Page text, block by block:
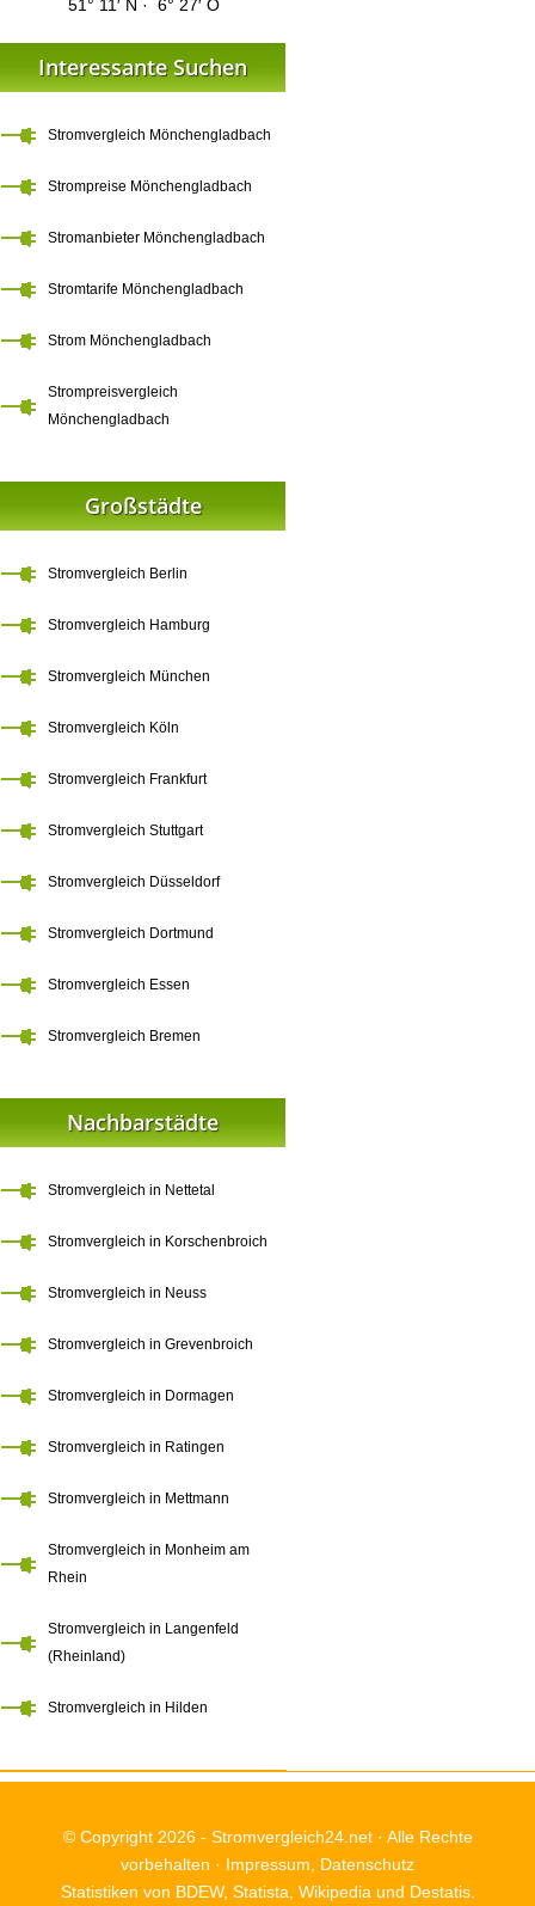
51° 11′ N · 6° 27′ O
Interessante Suchen
Stromvergleich Mönchengladbach
Strompreise Mönchengladbach
Stromanbieter Mönchengladbach
Stromtarife Mönchengladbach
Strom Mönchengladbach
Strompreisvergleich
Mönchengladbach
Großstädte
Stromvergleich Berlin
Stromvergleich Hamburg
Stromvergleich München
Stromvergleich Köln
Stromvergleich Frankfurt
Stromvergleich Stuttgart
Stromvergleich Düsseldorf
Stromvergleich Dortmund
Stromvergleich Essen
Stromvergleich Bremen
Nachbarstädte
Stromvergleich in Nettetal
Stromvergleich in Korschenbroich
Stromvergleich in Neuss
Stromvergleich in Grevenbroich
Stromvergleich in Dormagen
Stromvergleich in Ratingen
Stromvergleich in Mettmann
Stromvergleich in Monheim am
Rhein
Stromvergleich in Langenfeld
(Rheinland)
Stromvergleich in Hilden
© Copyright 2026 - Stromvergleich24.net· Alle Rechte
vorbehalten · Impressum
Datenschutz
Statistiken von BDEW, Statista, Wikipedia und Destatis.